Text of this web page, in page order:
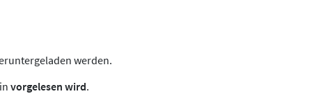
werden.
vorgelesen wird.